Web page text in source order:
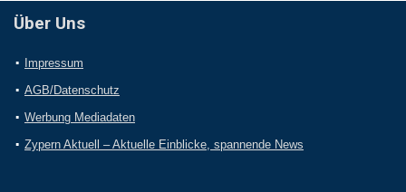
Über Uns
Impressum
AGB/Datenschutz
Werbung Mediadaten
Zypern Aktuell – Aktuelle Einblicke, spannende News